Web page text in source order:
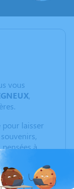
vous
,
pour laisser
à
est dédié à
Par la